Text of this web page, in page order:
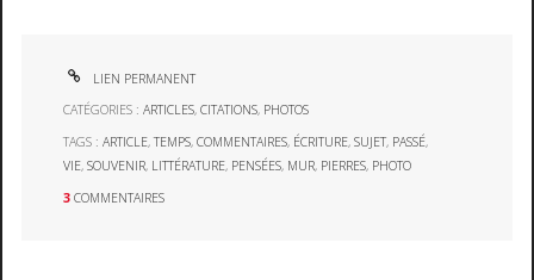
LIEN PERMANENT
CATÉGORIES :ARTICLES,CITATIONS, PHOTOS
TAGS :ARTICLE,TEMPS,COMMENTAIRES, ÉCRITURE,SUJET, PASSÉ,
VIE,SOUVENIR, LITTÉRATURE, PENSÉES, MUR, PIERRES, PHOTO
3 COMMENTAIRES